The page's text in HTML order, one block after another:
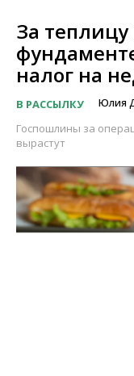
За теплицу
налог на
В РАССЫЛКУ Юлия
Госпошлины за
вырастут